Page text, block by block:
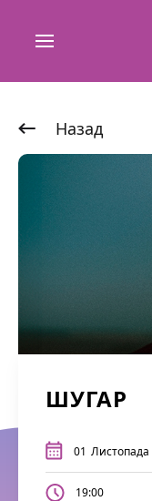
Назад
ШУГАР
01 Листопада
19:00